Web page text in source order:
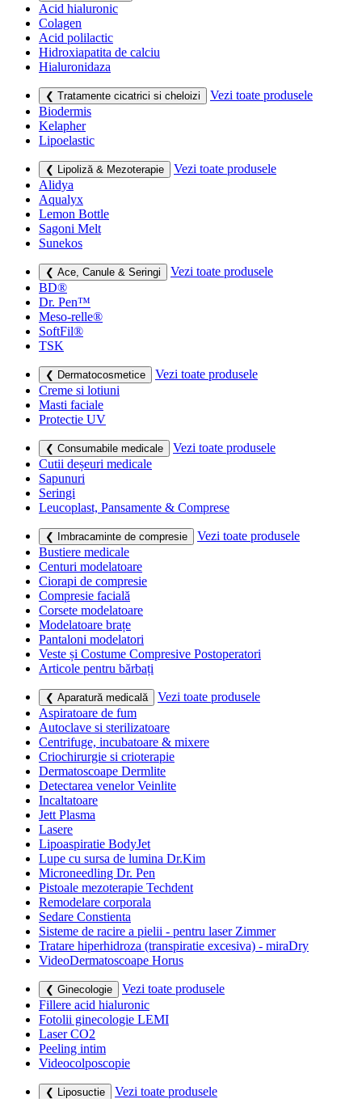
Acid hialuronic
Colagen
Acid polilactic
Hidroxiapatita de calciu
Hialuronidaza
❮ Tratamente cicatrici si cheloizi
Vezi toate produsele
Biodermis
Kelapher
Lipoelastic
❮ Lipoliză & Mezoterapie
Vezi toate produsele
Alidya
Aqualyx
Lemon Bottle
Sagoni Melt
Sunekos
❮ Ace, Canule & Seringi
Vezi toate produsele
BD®
Dr. Pen™
Meso-relle®
SoftFil®
TSK
❮ Dermatocosmetice
Vezi toate produsele
Creme si lotiuni
Masti faciale
Protectie UV
❮ Consumabile medicale
Vezi toate produsele
Cutii deșeuri medicale
Sapunuri
Seringi
Leucoplast, Pansamente & Comprese
❮ Imbracaminte de compresie
Vezi toate produsele
Bustiere medicale
Centuri modelatoare
Ciorapi de compresie
Compresie facială
Corsete modelatoare
Modelatoare brațe
Pantaloni modelatori
Veste și Costume Compresive Postoperatori
Articole pentru bărbați
❮ Aparatură medicală
Vezi toate produsele
Aspiratoare de fum
Autoclave si sterilizatoare
Centrifuge, incubatoare & mixere
Criochirurgie si crioterapie
Dermatoscoape Dermlite
Detectarea venelor Veinlite
Incaltatoare
Jett Plasma
Lasere
Lipoaspiratie BodyJet
Lupe cu sursa de lumina Dr.Kim
Microneedling Dr. Pen
Pistoale mezoterapie Techdent
Remodelare corporala
Sedare Constienta
Sisteme de racire a pielii - pentru laser Zimmer
Tratare hiperhidroza (transpiratie excesiva) - miraDry
VideoDermatoscoape Horus
❮ Ginecologie
Vezi toate produsele
Fillere acid hialuronic
Fotolii ginecologie LEMI
Laser CO2
Peeling intim
Videocolposcopie
❮ Liposuctie
Vezi toate produsele